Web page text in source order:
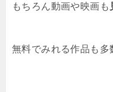
もちろん動画や映画も
無料でみれる作品も多